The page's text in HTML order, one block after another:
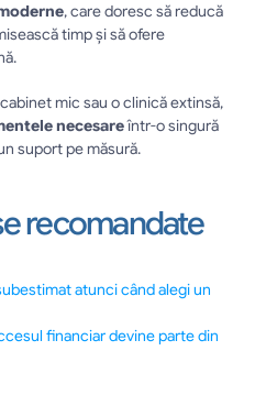
, care doresc să reducă
timp și să ofere
necesare într-o singură
suport pe măsură.
recomandate
atunci când alegi un
financiar devine parte din